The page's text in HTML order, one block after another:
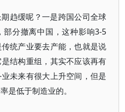
趋缓呢？一是跨国公司全球
部分撤离中国，这种影响3-5
统产业要去产能，也就是说
结构重组，其实不应该再有
未来有很大上升空间，但是
是低于制造业的。